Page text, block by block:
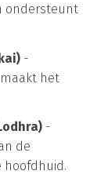
ondersteunt
-
het
-
de
hoofdhuid.